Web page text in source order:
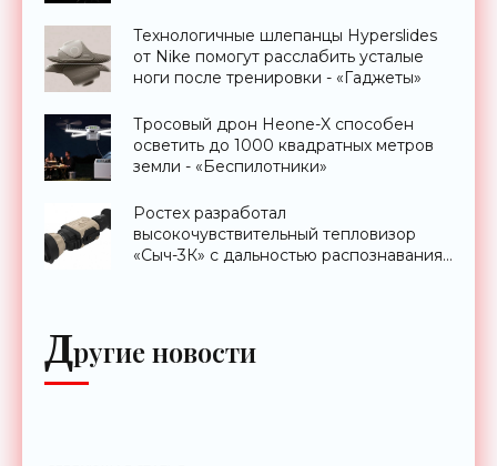
Технологичные шлепанцы Hyperslides
от Nike помогут расслабить усталые
ноги после тренировки - «Гаджеты»
Тросовый дрон Heone-X способен
осветить до 1000 квадратных метров
земли - «Беспилотники»
Ростех разработал
высокочувствительный тепловизор
«Сыч-3К» с дальностью распознавания
Другие новости